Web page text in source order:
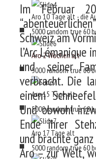
Aro 10 Tage alt - die
5000random true 60
Aro 2 Wochen alt
5000random true60
Aro 15 Tage alt
5000random true60
Aro 17 Tage alt
5000random true 60
Im Februar
Schweiz am
l’Arc
und seiner
verbracht. Die
einem
Und obwohl
Ende ihrer
und brachte
Aro – zur Welt,